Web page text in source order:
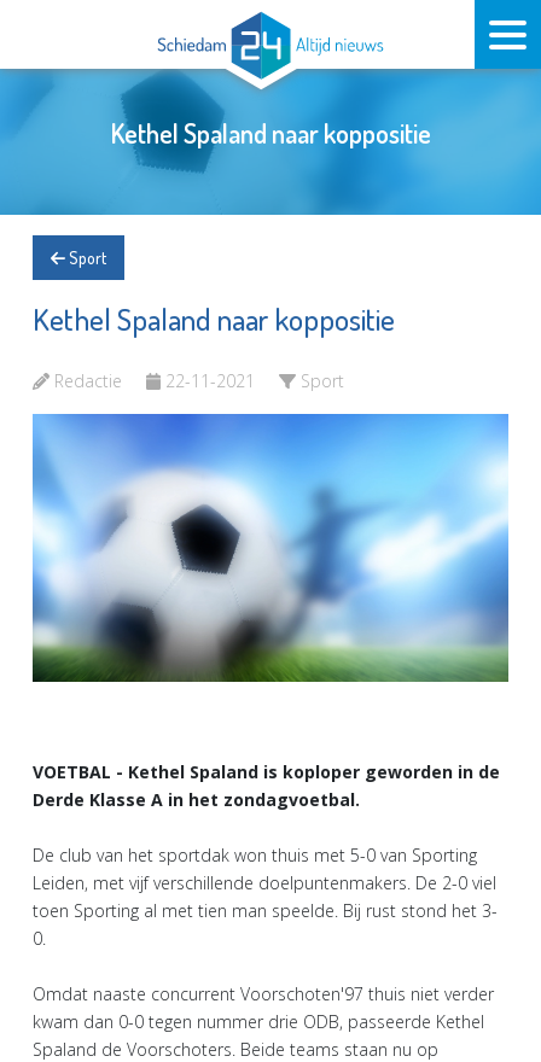
Kethel Spaland naar koppositie
Sport
Kethel Spaland naar koppositie
Redactie 22-11-2021 Sport
VOETBAL - Kethel Spaland is koploper geworden in de
Derde Klasse A in het zondagvoetbal.
De club van het sportdak won thuis met 5-0 van Sporting
Leiden, met vijf verschillende doelpuntenmakers. De 2-0 viel
toen Sporting al met tien man speelde. Bij rust stond het 3-
0.
Omdat naaste concurrent Voorschoten'97 thuis niet verder
kwam dan 0-0 tegen nummer drie ODB, passeerde Kethel
Spaland de Voorschoters. Beide teams staan nu op